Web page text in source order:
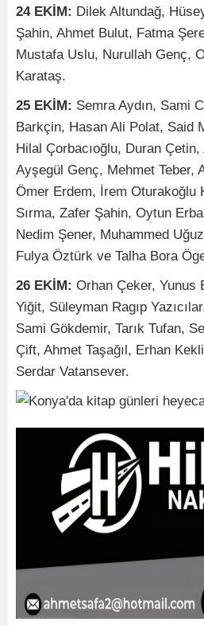
24 EKİM: Dilek Altundağ,
Şahin, Ahmet Bulut, Fatma
Mustafa Uslu, Nurullah Genç,
Karataş.
25 EKİM: Semra Aydın, Sami
Barkçin, Hasan Ali Polat, Said
Hilal Çorbacıoğlu, Duran Çetin,
Ayşegül Genç, Mehmet Teber,
Ömer Erdem, İrem Oturakoğlu
Sırma, Zafer Şahin, Oytun
Nedim Şener, Muhammed
Fulya Öztürk ve Talha Bora
26 EKİM: Orhan Çeker, Yunus
Yiğit, Süleyman Ragıp
Sami Gökdemir, Tarık Tufan,
Çift, Ahmet Taşağıl, Erhan
Serdar Vatansever.